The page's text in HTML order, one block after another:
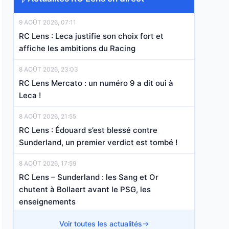
9 AOÛT 2026, 07:11
RC Lens : Leca justifie son choix fort et
affiche les ambitions du Racing
8 AOÛT 2026, 23:03
RC Lens Mercato : un numéro 9 a dit oui à
Leca !
8 AOÛT 2026, 21:55
RC Lens : Édouard s’est blessé contre
Sunderland, un premier verdict est tombé !
8 AOÛT 2026, 17:59
RC Lens – Sunderland : les Sang et Or
chutent à Bollaert avant le PSG, les
enseignements
8 AOÛT 2026, 16:23Voir toutes les actualités